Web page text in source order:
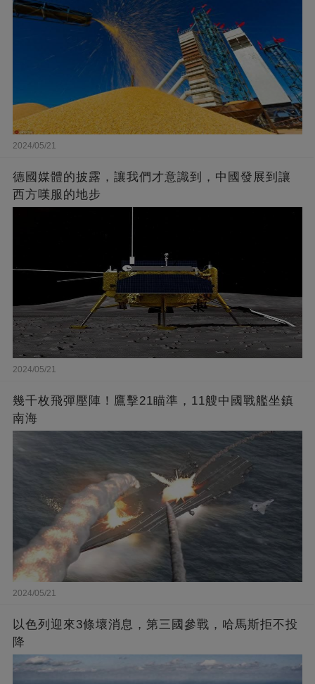
2024/05/21
德國媒體的披露，讓我們才意識到，中國發展到讓
西方嘆服的地步
2024/05/21
幾千枚飛彈壓陣！鷹擊21瞄準，11艘中國戰艦坐鎮
南海
2024/05/21
以色列迎來3條壞消息，第三國參戰，哈馬斯拒不投
降